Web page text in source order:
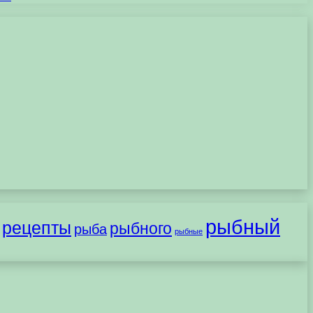
рецепты рыба рыбного рыбные рыбный